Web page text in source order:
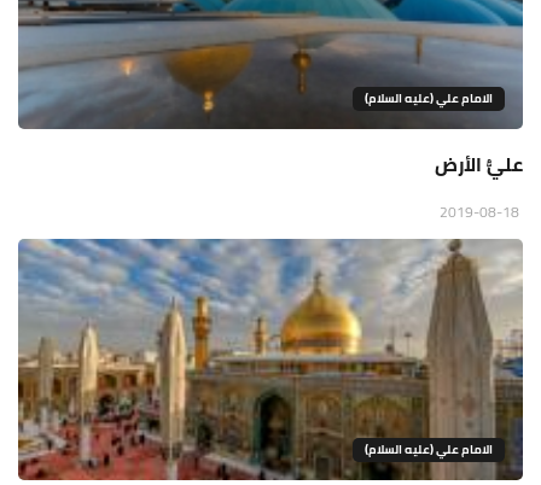
الامام علي (عليه السلام)
عليُّ الأرض
الامام علي (عليه السلام)